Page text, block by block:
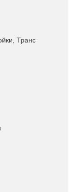
Транс